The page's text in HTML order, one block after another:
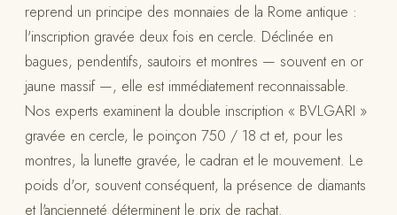
reprend un principe des monnaies de la Rome antique :
l'inscription gravée deux fois en cercle. Déclinée en
bagues, pendentifs, sautoirs et montres — souvent en or
jaune massif —, elle est immédiatement reconnaissable.
Nos experts examinent la double inscription « BVLGARI »
gravée en cercle, le poinçon 750 / 18 ct et, pour les
montres, la lunette gravée, le cadran et le mouvement. Le
poids d'or, souvent conséquent, la présence de diamants
et l'ancienneté déterminent le prix de rachat.